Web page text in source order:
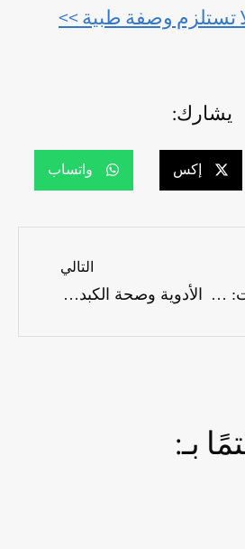
لا تستلزم وصفة طبية >>
يشارك:
إكس واتساب
الأدوية والهوايات: ما هي الاعتبارات المهمة؟
التالي
الأدوية وصحة الكبد: كيف تحافظ عليها؟
بـ: